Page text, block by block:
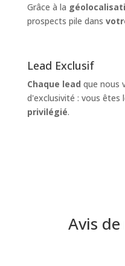
Grâce à la
prospects pile dans
Lead Exclusif
Chaque lead que nous
d'exclusivité : vous êtes
privilégié.
Avis